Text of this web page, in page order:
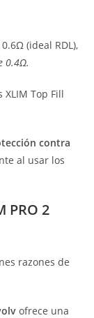
0.6Ω (ideal RDL),
0.4Ω.
XLIM Top Fill
contra
al usar los
PRO 2
razones de
ofrece una